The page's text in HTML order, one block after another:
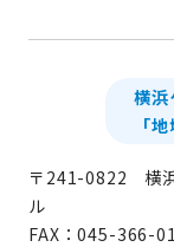
横
「
〒241-0822 横
ル
FAX：045-366-